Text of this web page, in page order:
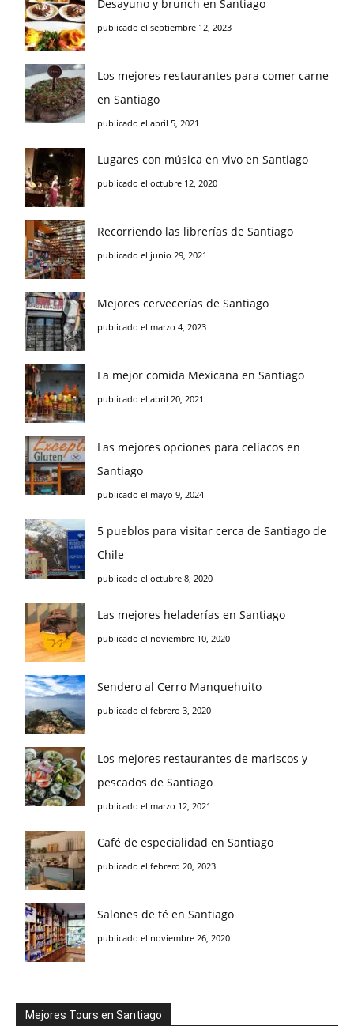
Desayuno y brunch en Santiago
publicado el septiembre 12, 2023
Los mejores restaurantes para comer carne
en Santiago
publicado el abril 5, 2021
Lugares con música en vivo en Santiago
publicado el octubre 12, 2020
Recorriendo las librerías de Santiago
publicado el junio 29, 2021
Mejores cervecerías de Santiago
publicado el marzo 4, 2023
La mejor comida Mexicana en Santiago
publicado el abril 20, 2021
Las mejores opciones para celíacos en
Santiago
publicado el mayo 9, 2024
5 pueblos para visitar cerca de Santiago de
Chile
publicado el octubre 8, 2020
Las mejores heladerías en Santiago
publicado el noviembre 10, 2020
Sendero al Cerro Manquehuito
publicado el febrero 3, 2020
Los mejores restaurantes de mariscos y
pescados de Santiago
publicado el marzo 12, 2021
Café de especialidad en Santiago
publicado el febrero 20, 2023
Salones de té en Santiago
publicado el noviembre 26, 2020
Mejores Tours en Santiago